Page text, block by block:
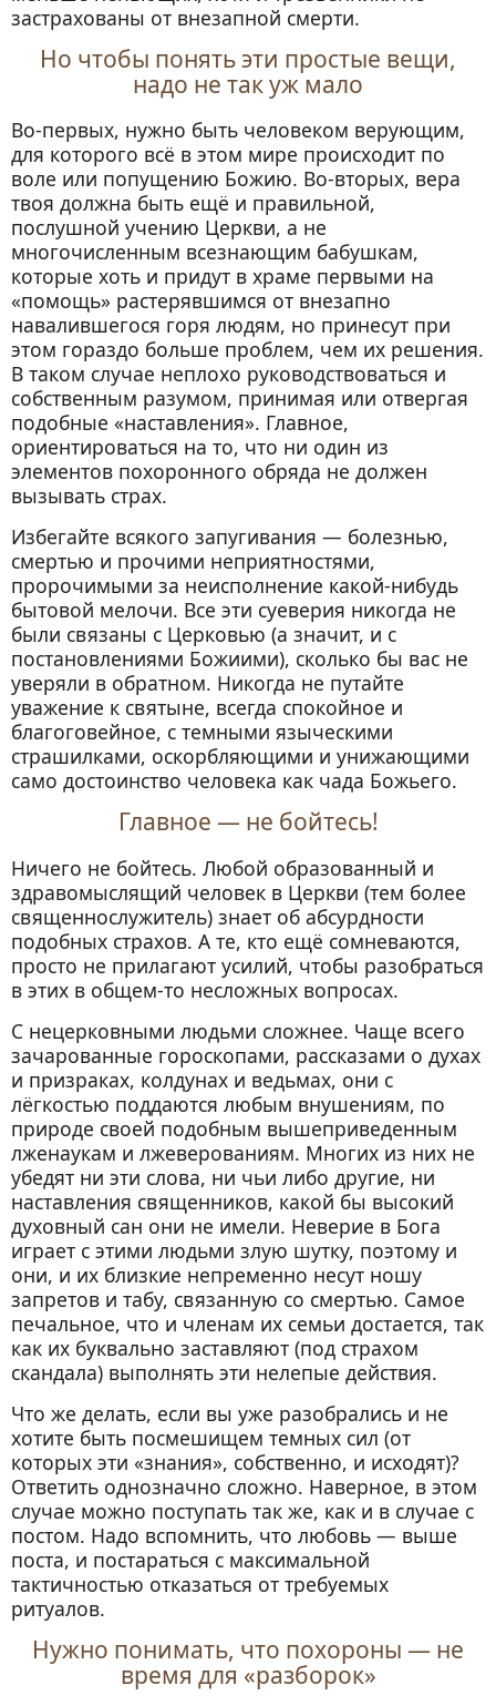
застрахованы от внезапной смерти.
Но чтобы понять эти простые вещи,
надо не так уж мало
Во-первых, нужно быть человеком верующим,
для которого всё в этом мире происходит по
воле или попущению Божию. Во-вторых, вера
твоя должна быть ещё и правильной,
послушной учению Церкви, а не
многочисленным всезнающим бабушкам,
которые хоть и придут в храме первыми на
«помощь» растерявшимся от внезапно
навалившегося горя людям, но принесут при
этом гораздо больше проблем, чем их решения.
В таком случае неплохо руководствоваться и
собственным разумом, принимая или отвергая
подобные «наставления». Главное,
ориентироваться на то, что ни один из
элементов похоронного обряда не должен
вызывать страх.
Избегайте всякого запугивания — болезнью,
смертью и прочими неприятностями,
пророчимыми за неисполнение какой-нибудь
бытовой мелочи. Все эти суеверия никогда не
были связаны с Церковью (а значит, и с
постановлениями Божиими), сколько бы вас не
уверяли в обратном. Никогда не путайте
уважение к святыне, всегда спокойное и
благоговейное, с темными языческими
страшилками, оскорбляющими и унижающими
само достоинство человека как чада Божьего.
Главное — не бойтесь!
Ничего не бойтесь. Любой образованный и
здравомыслящий человек в Церкви (тем более
священнослужитель) знает об абсурдности
подобных страхов. А те, кто ещё сомневаются,
просто не прилагают усилий, чтобы разобраться
в этих в общем-то несложных вопросах.
С нецерковными людьми сложнее. Чаще всего
зачарованные гороскопами, рассказами о духах
и призраках, колдунах и ведьмах, они с
лёгкостью поддаются любым внушениям, по
природе своей подобным вышеприведенным
лженаукам и лжеверованиям. Многих из них не
убедят ни эти слова, ни чьи либо другие, ни
наставления священников, какой бы высокий
духовный сан они не имели. Неверие в Бога
играет с этими людьми злую шутку, поэтому и
они, и их близкие непременно несут ношу
запретов и табу, связанную со смертью. Самое
печальное, что и членам их семьи достается, так
как их буквально заставляют (под страхом
скандала) выполнять эти нелепые действия.
Что же делать, если вы уже разобрались и не
хотите быть посмешищем темных сил (от
которых эти «знания», собственно, и исходят)?
Ответить однозначно сложно. Наверное, в этом
случае можно поступать так же, как и в случае с
постом. Надо вспомнить, что любовь — выше
поста, и постараться с максимальной
тактичностью отказаться от требуемых
ритуалов.
Нужно понимать, что похороны — не
время для «разборок»